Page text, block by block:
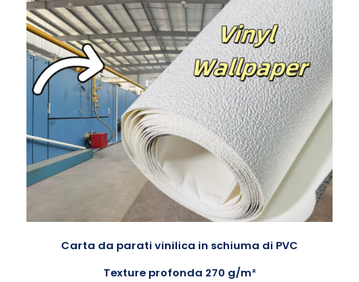
Carta da parati vinilica in schiuma di PVC
Texture profonda 270 g/m²